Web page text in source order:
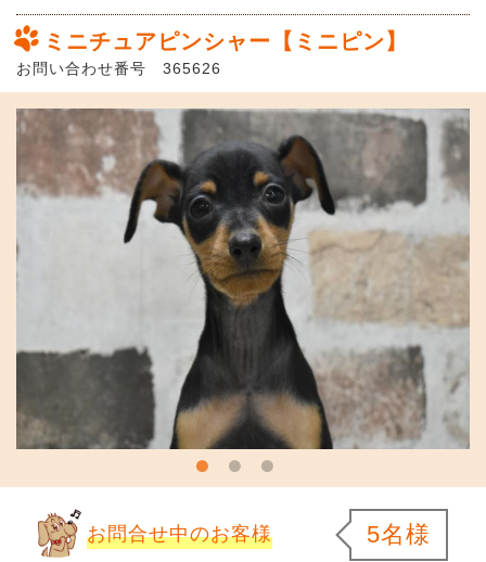
ミニチュアピンシャー【ミニピン】
お問い合わせ番号 365626
お問合せ中のお客様 5名様